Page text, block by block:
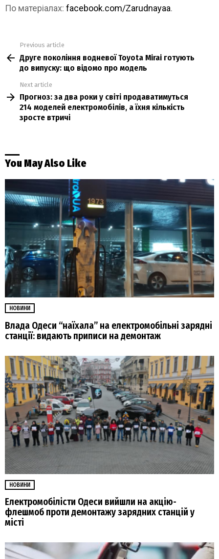
По матеріалах: facebook.com/Zarudnayaa.
more
Previous article
Друге покоління водневої Toyota Mirai готують
до випуску: що відомо про модель
Next article
Прогноз: за два роки у світі продаватимуться
214 моделей електромобілів, а їхня кількість
зросте втричі
You May Also Like
НОВИНИ
Влада Одеси “наїхала” на електромобільні зарядні
станції: видають приписи на демонтаж
НОВИНИ
Електромобілісти Одеси вийшли на акцію-
флешмоб проти демонтажу зарядних станцій у
місті